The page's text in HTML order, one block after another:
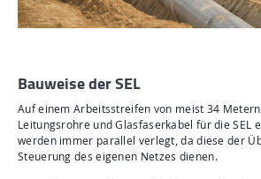
Aktuelles
Newsletter
Kontakt
Suche
Bauweise der SEL
Auf einem Arbeitsstreifen von meist 34
Leitungsrohre und Glasfaserkabel für die SEL
werden immer parallel verlegt, da diese der
Steuerung des eigenen Netzes dienen.